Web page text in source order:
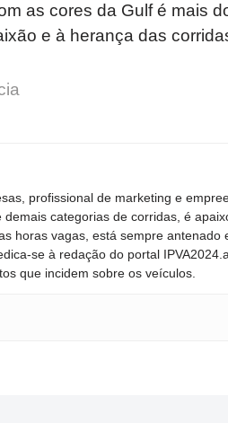
as cores da Gulf é mais
e à herança das
profissional de marketing e
demais categorias de corridas, é
horas vagas, está sempre antenado
se à redação do portal
que incidem sobre os veículos.